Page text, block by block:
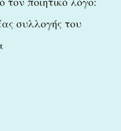
συλλογής του